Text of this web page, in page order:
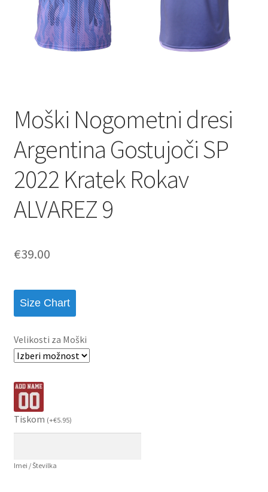
Moški Nogometni dresi
Argentina Gostujoči SP
2022 Kratek Rokav
ALVAREZ 9
€39.00
Size Chart
Velikosti za Moški
Tiskom (+€5.95)
Imei / Številka